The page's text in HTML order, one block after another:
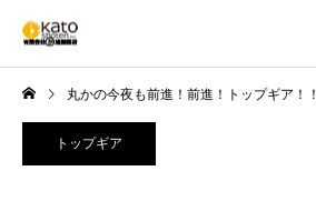
丸かの今夜も前進！前進！トップギア！！
トップギア